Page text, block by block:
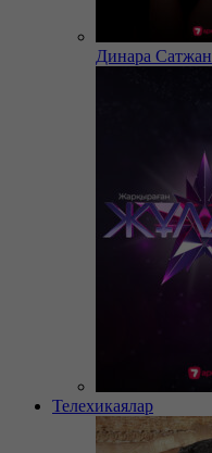
Динара Сатжан
Телехикаялар